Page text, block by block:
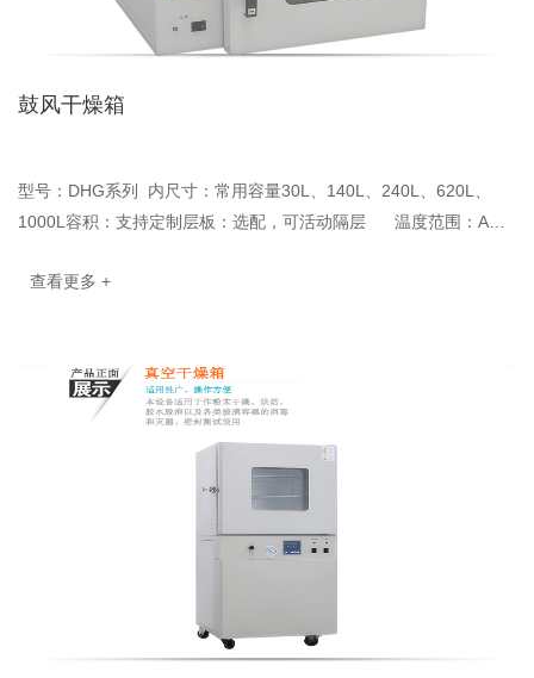
鼓风干燥箱
型号：DHG系列 内尺寸：常用容量30L、140L、240L、620L、
1000L容积：支持定制层板：选配，可活动隔层 温度范围：A：
查看更多 +